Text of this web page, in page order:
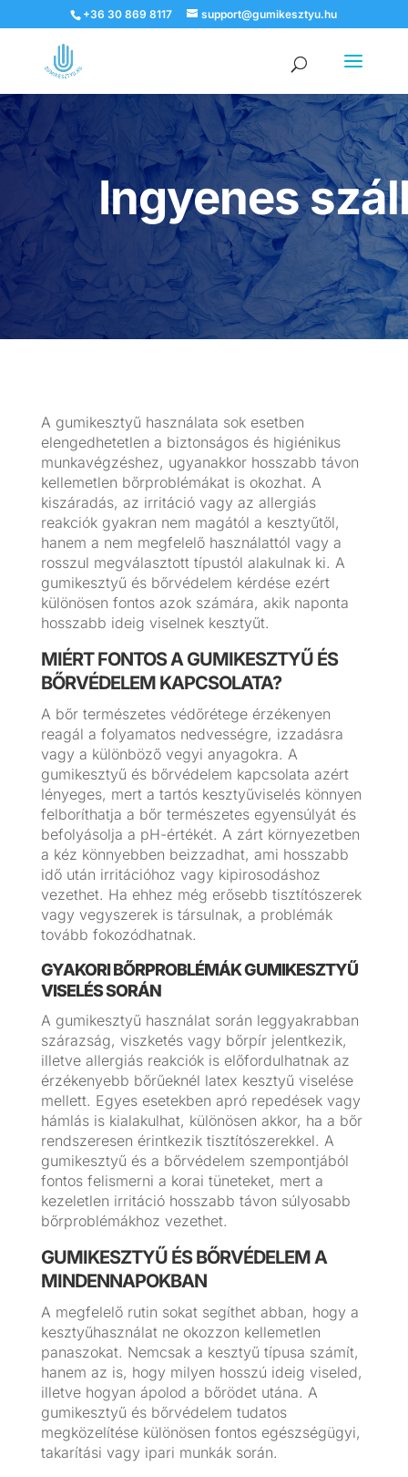
+36 30 869 8117 support@gumikesztyu.hu
Products
search
Ingyenes
A gumikesztyű használata sok esetben
elengedhetetlen a biztonságos és higiénikus
munkavégzéshez, ugyanakkor hosszabb távon
kellemetlen bőrproblémákat is okozhat. A
kiszáradás, az irritáció vagy az allergiás
reakciók gyakran nem magától a kesztyűtől,
hanem a nem megfelelő használattól vagy a
rosszul megválasztott típustól alakulnak ki. A
gumikesztyű és bőrvédelem kérdése ezért
különösen fontos azok számára, akik naponta
hosszabb ideig viselnek kesztyűt.
MIÉRT FONTOS A GUMIKESZTYŰ ÉS
BŐRVÉDELEM KAPCSOLATA?
A bőr természetes védőrétege érzékenyen
reagál a folyamatos nedvességre, izzadásra
vagy a különböző vegyi anyagokra. A
gumikesztyű és bőrvédelem kapcsolata azért
lényeges, mert a tartós kesztyűviselés könnyen
felboríthatja a bőr természetes egyensúlyát és
befolyásolja a pH-értékét. A zárt környezetben
a kéz könnyebben beizzadhat, ami hosszabb
idő után irritációhoz vagy kipirosodáshoz
vezethet. Ha ehhez még erősebb tisztítószerek
vagy vegyszerek is társulnak, a problémák
tovább fokozódhatnak.
GYAKORI BŐRPROBLÉMÁK GUMIKESZTYŰ
VISELÉS SORÁN
A gumikesztyű használat során leggyakrabban
szárazság, viszketés vagy bőrpír jelentkezik,
illetve allergiás reakciók is előfordulhatnak az
érzékenyebb bőrűeknél latex kesztyű viselése
mellett. Egyes esetekben apró repedések vagy
hámlás is kialakulhat, különösen akkor, ha a bőr
rendszeresen érintkezik tisztítószerekkel. A
gumikesztyű és a bőrvédelem szempontjából
fontos felismerni a korai tüneteket, mert a
kezeletlen irritáció hosszabb távon súlyosabb
bőrproblémákhoz vezethet.
GUMIKESZTYŰ ÉS BŐRVÉDELEM A
MINDENNAPOKBAN
A megfelelő rutin sokat segíthet abban, hogy a
kesztyűhasználat ne okozzon kellemetlen
panaszokat. Nemcsak a kesztyű típusa számít,
hanem az is, hogy milyen hosszú ideig viseled,
illetve hogyan ápolod a bőrödet utána. A
gumikesztyű és bőrvédelem tudatos
megközelítése különösen fontos egészségügyi,
takarítási vagy ipari munkák során.